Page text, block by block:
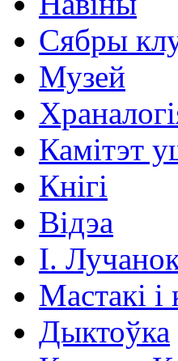
Сябры
Музей
Камітэт
Кнігі
Відэа
І.
Мастакі i
Дыктоўка